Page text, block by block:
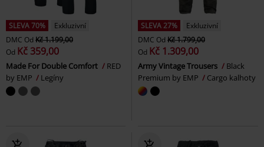
SLEVA 70%
Exkluzivní
DMC Od Kč 1.199,00
Od Kč 359,00
Made For Double Comfort
RED
by EMP
Legíny
SLEVA 27%
Exkluzivní
DMC Od Kč 1.799,00
Od Kč 1.309,00
Army Vintage Trousers
Black
Premium by EMP
Cargo kalhoty